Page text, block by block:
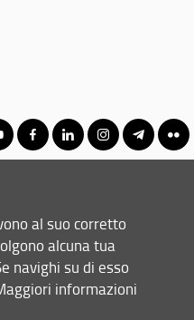
degli Studi di Firenze UNIFI
P.IVA/Cod.Fis 01279680480
Via Laura, 48 - 50121 Firenze (FI)
al suo corretto
alcuna tua
navighi su di esso
informazioni